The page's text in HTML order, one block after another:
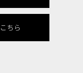
ちら